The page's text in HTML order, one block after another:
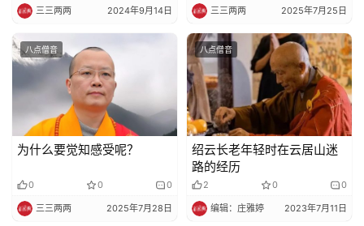
三三两两 2024年9月14日 三三两两 2025年7月25日
八点僧音
为什么要觉知感受呢？
0 0 0
三三两两 2025年7月28日
八点僧音
绍云长老年轻时在云居山迷
路的经历
2 0 0
编辑：庄雅婷 2023年7月11日